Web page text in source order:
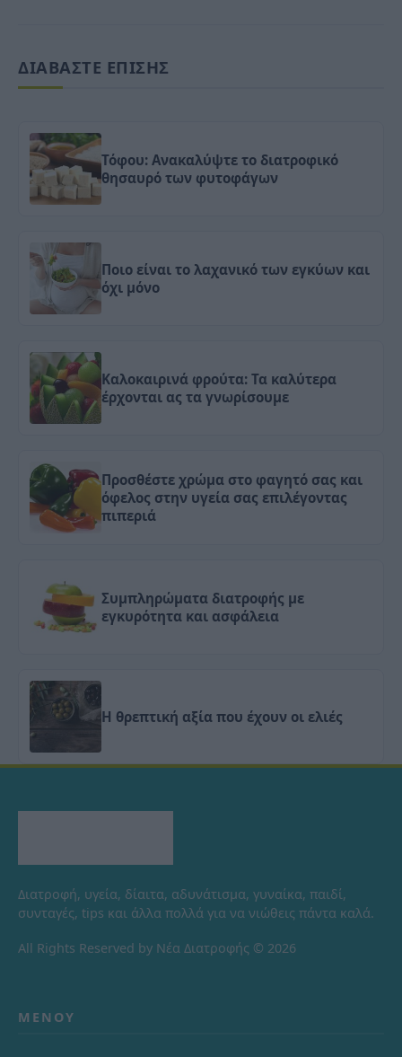
ΔΙΑΒΑΣΤΕ ΕΠΙΣΗΣ
Τόφου: Ανακαλύψτε το διατροφικό
θησαυρό των φυτοφάγων
Ποιο είναι το λαχανικό των εγκύων και
όχι μόνο
Καλοκαιρινά φρούτα: Τα καλύτερα
έρχονται ας τα γνωρίσουμε
Προσθέστε χρώμα στο φαγητό σας και
όφελος στην υγεία σας επιλέγοντας
πιπεριά
Συμπληρώματα διατροφής με
εγκυρότητα και ασφάλεια
H θρεπτική αξία που έχουν οι ελιές
Διατροφή, υγεία, δίαιτα, αδυνάτισμα, γυναίκα, παιδί,
συνταγές, tips και άλλα πολλά για να νιώθεις πάντα καλά.
All Rights Reserved by Νέα Διατροφής © 2026
ΜΕΝΟΎ